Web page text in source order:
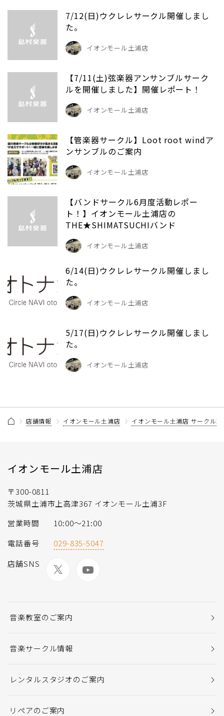
7/12(日)ウクレレサークル開催しまし
た。
イオンモール土浦店
【7/11(土)弦楽器アンサンブルサーク
ルを開催しました】開催レポート！
イオンモール土浦店
【管楽器サークル】Loot root windア
ンサンブルのご案内
イオンモール土浦店
【バンドサークル6月度活動レポー
ト！】イオンモール土浦店の
THE★SHIMATSUCHIバンド
イオンモール土浦店
6/14(日)ウクレレサークル開催しまし
た。
イオンモール土浦店
5/17(日)ウクレレサークル開催しまし
た。
イオンモール土浦店
店舗情報 イオンモール土浦店 イオンモール土浦店 サークル
イオンモール土浦店
〒300-0811
茨城県土浦市上高津367 イオンモール土浦3F
営業時間
10:00〜21:00
電話番号
029-835-5047
店舗SNS
音楽教室のご案内
音楽サークル情報
レンタルスタジオのご案内
リペアのご案内